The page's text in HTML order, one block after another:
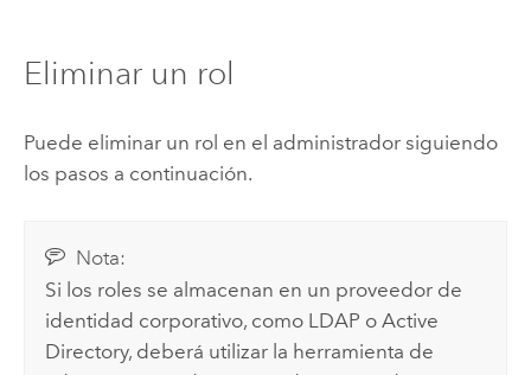
Eliminar un rol
Puede eliminar un rol en el administrador siguiendo
los pasos a continuación.
Nota:
Si los roles se almacenan en un proveedor de
identidad corporativo, como LDAP oActive
Directory, deberá utilizar la herramienta de